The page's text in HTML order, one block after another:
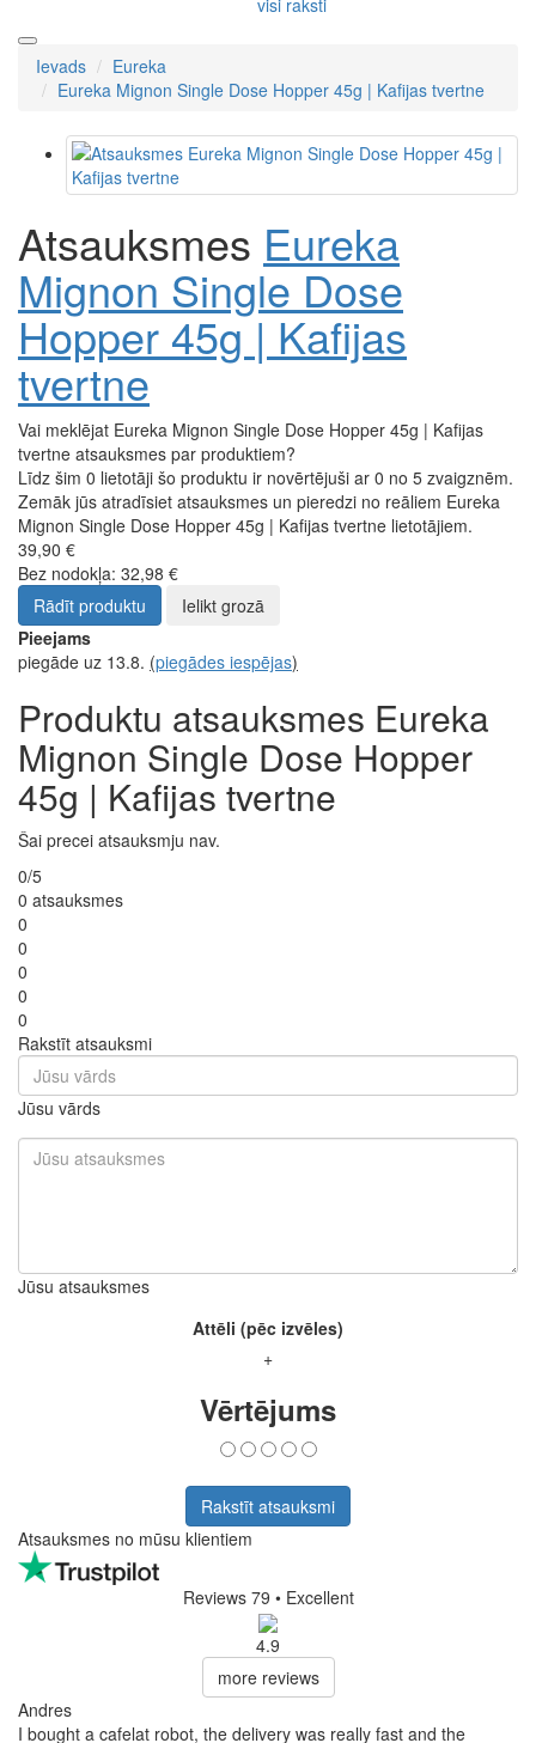
Ievads
Eureka
Eureka Mignon Single Dose Hopper 45g | Kafijas tvertne
Atsauksmes Eureka
Mignon Single Dose
Hopper 45g | Kafijas
tvertne
Vai meklējat Eureka Mignon Single Dose Hopper 45g | Kafijas
tvertne atsauksmes par produktiem?
Līdz šim 0 lietotāji šo produktu ir novērtējuši ar 0 no 5 zvaigznēm.
Zemāk jūs atradīsiet atsauksmes un pieredzi no reāliem Eureka
Mignon Single Dose Hopper 45g | Kafijas tvertne lietotājiem.
39,90 €
Bez nodokļa: 32,98 €
Rādīt produktu
Ielikt grozā
Pieejams
piegāde uz 13.8. (piegādes iespējas)
Produktu atsauksmes Eureka
Mignon Single Dose Hopper
45g | Kafijas tvertne
Šai precei atsauksmju nav.
0/5
0 atsauksmes
0
0
0
0
0
Rakstīt atsauksmi
Jūsu vārds
Jūsu atsauksmes
Attēli (pēc izvēles)
+
Vērtējums
Rakstīt atsauksmi
Atsauksmes no mūsu klientiem
Reviews 79 • Excellent
4.9
more reviews
Andres
I bought a cafelat robot, the delivery was really fast and the